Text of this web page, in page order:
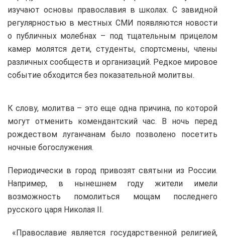
изучают основы православия в школах. С завидной
регулярностью в местных СМИ появляются новости
о публичных молебнах – под тщательным прицелом
камер молятся дети, студенты, спортсмены, члены
различных сообществ и организаций. Редкое мировое
событие обходится без показательной молитвы.
К слову, молитва – это еще одна причина, по которой
могут отменить комендантский час. В ночь перед
рождеством луганчанам было позволено посетить
ночные богослужения.
Периодически в город привозят святыни из России.
Например, в нынешнем году жители имели
возможность помолиться мощам последнего
русского царя Николая ІІ.
«Православие является государственной религией,